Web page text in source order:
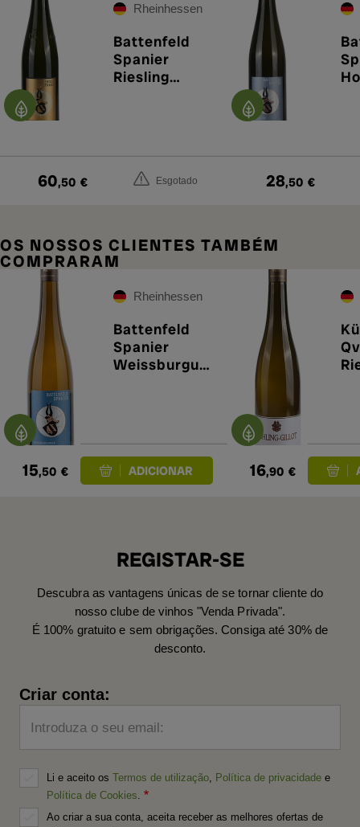
Rheinhessen
Battenfeld
Spanier
Riesling
60,50 € Esgotado 28,50 €
OS NOSSOS CLIENTES TAMBÉM
COMPRARAM
Rheinhessen
Battenfeld
Spanier
Weissburgun
15,50 € 16,90 €
REGISTAR-SE
Descubra as vantagens únicas de se tornar cliente do
nosso clube de vinhos "Venda Privada".
É 100% gratuito e sem obrigações. Consiga até 30% de
desconto.
Criar conta:
Introduza o seu email:
Li e aceito os Termos de utilização Política de privacidade e
Política de Cookies
Ao criar a sua conta, aceita receber as melhores ofertas de